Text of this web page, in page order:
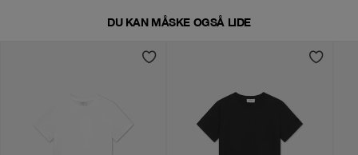
DU KAN MÅSKE OGSÅ LIDE